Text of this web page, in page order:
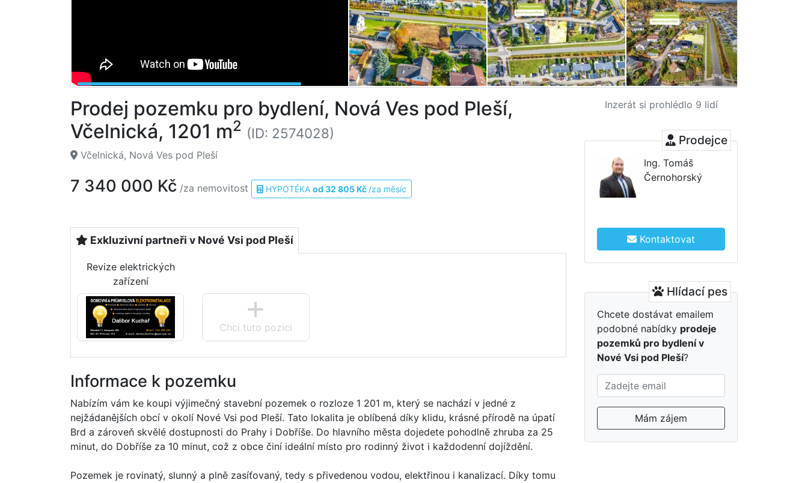
Prodej pozemku pro bydlení, Nová Ves pod Pleší,
Včelnická, 1201 m2 (ID: 2574028)
Včelnická, Nová Ves pod Pleší
7 340 000 Kč /za nemovitost HYPOTÉKA od 32 805 Kč /za měsíc
Exkluzivní partneři v Nové Vsi pod Pleší
Revize elektrických
zařízení
Chci tuto pozici
Informace k pozemku
Nabízím vám ke koupi výjimečný stavební pozemek o rozloze 1 201 m, který se nachází v jedné z
nejžádanějších obcí v okolí Nové Vsi pod Pleší. Tato lokalita je oblíbená díky klidu, krásné přírodě na úpatí
Brd a zároveň skvělé dostupnosti do Prahy i Dobříše. Do hlavního města dojedete pohodlně zhruba za 25
minut, do Dobříše za 10 minut, což z obce činí ideální místo pro rodinný život i každodenní dojíždění.
Pozemek je rovinatý, slunný a plně zasíťovaný, tedy s přivedenou vodou, elektřinou i kanalizací. Díky tomu
Inzerát si prohlédlo 9 lidí
Prodejce
Ing. Tomáš
Černohorský
Kontaktovat
Hlídací pes
Chcete dostávat emailem
podobné nabídky prodeje
pozemků pro bydlení v
Nové Vsi pod Pleší?
Mám zájem